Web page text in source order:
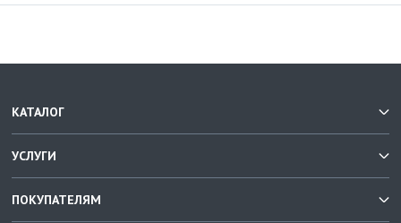
КАТАЛОГ
УСЛУГИ
ПОКУПАТЕЛЯМ